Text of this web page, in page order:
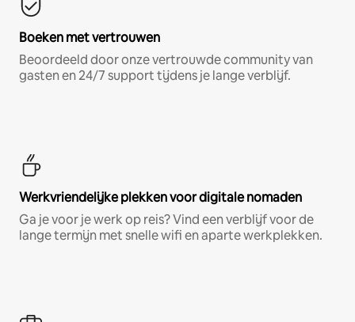
Boeken met vertrouwen
Beoordeeld door onze vertrouwde community van
gasten en 24/7 support tijdens je lange verblijf.
Werkvriendelijke plekken voor digitale nomaden
Ga je voor je werk op reis? Vind een verblijf voor de
lange termijn met snelle wifi en aparte werkplekken.